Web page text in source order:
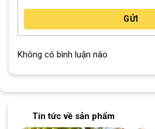
Bộ truyền động phía sau làm từ hợp
mang lại nhiều chế độ lái khác nhau.
GỬI
Không có bình luận nào
Tin tức về sản phẩm